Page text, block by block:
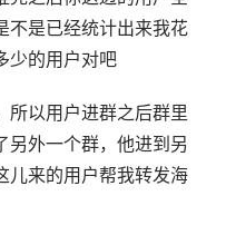
不是已经统计出来我花
少的用户对吧
所以用户进群之后群里
另外一个群，他进到另
儿来的用户帮我转发海